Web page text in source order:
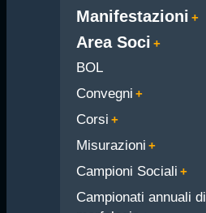
Manifestazioni
Area Soci
BOL
Convegni
Corsi
Misurazioni
Campioni Sociali
Campionati annuali di